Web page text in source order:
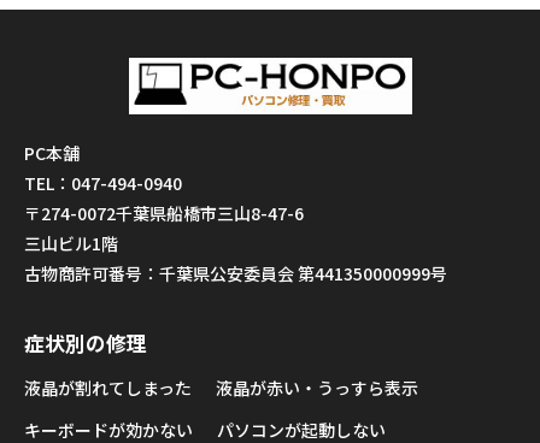
PC本舗
TEL：047-494-0940
〒274-0072千葉県船橋市三山8-47-6
三山ビル1階
古物商許可番号：千葉県公安委員会 第441350000999号
症状別の修理
液晶が割れてしまった
液晶が赤い・うっすら表示
キーボードが効かない
パソコンが起動しない